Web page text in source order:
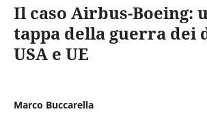
Il caso Airbus-Boeing:
tappa della guerra dei
USA e UE
Marco Buccarella